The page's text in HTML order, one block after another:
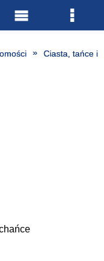
Ciasta, tańce i
Menu
główne
Menu